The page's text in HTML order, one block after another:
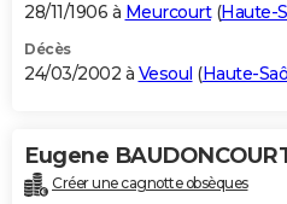
28/11/1906 à Meurcourt(Haute-
Décès
24/03/2002 à Vesoul (Haute-
Eugene
Créer une cagnotte obsèques